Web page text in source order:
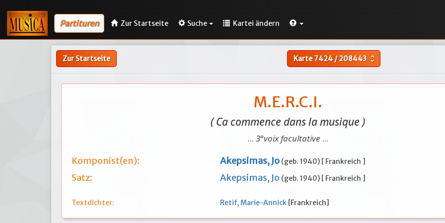
Partituren Zur Startseite Suche Kartei ändern
Zur Startseite Karte7424/208443 unfold_more
M.E.R.C.I.
( Ca commence dans la musique )
... 3°voix facultative ...
Komponist(en):
Akepsimas, Jo (geb. 1940) [ Frankreich ]
Satz: Akepsimas, Jo (geb. 1940) [ Frankreich ]
Textdichter: Retif, Marie-Annick [Frankreich]